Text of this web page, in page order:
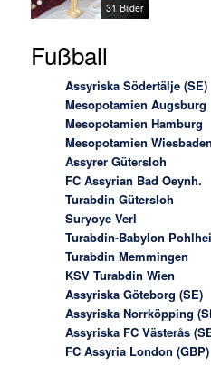
31 Bilder
Fußball
Assyriska Södertälje (SE)
Mesopotamien Augsburg
Mesopotamien Hamburg
Mesopotamien Wiesbaden
Assyrer Gütersloh
FC Assyrian Bad Oeynh.
Turabdin Gütersloh
Suryoye Verl
Turabdin-Babylon
Turabdin Memmingen
KSV Turabdin Wien
Assyriska Göteborg (SE)
Assyriska Norrköpping
Assyriska FC Västerås
FC Assyria London (GBP)